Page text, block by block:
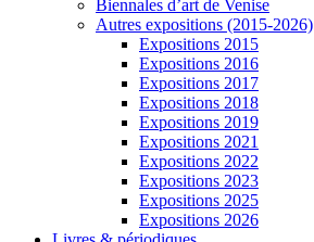
Biennales d’art de Venise
Autres expositions (2015-2026)
Expositions 2015
Expositions 2016
Expositions 2017
Expositions 2018
Expositions 2019
Expositions 2021
Expositions 2022
Expositions 2023
Expositions 2025
Expositions 2026